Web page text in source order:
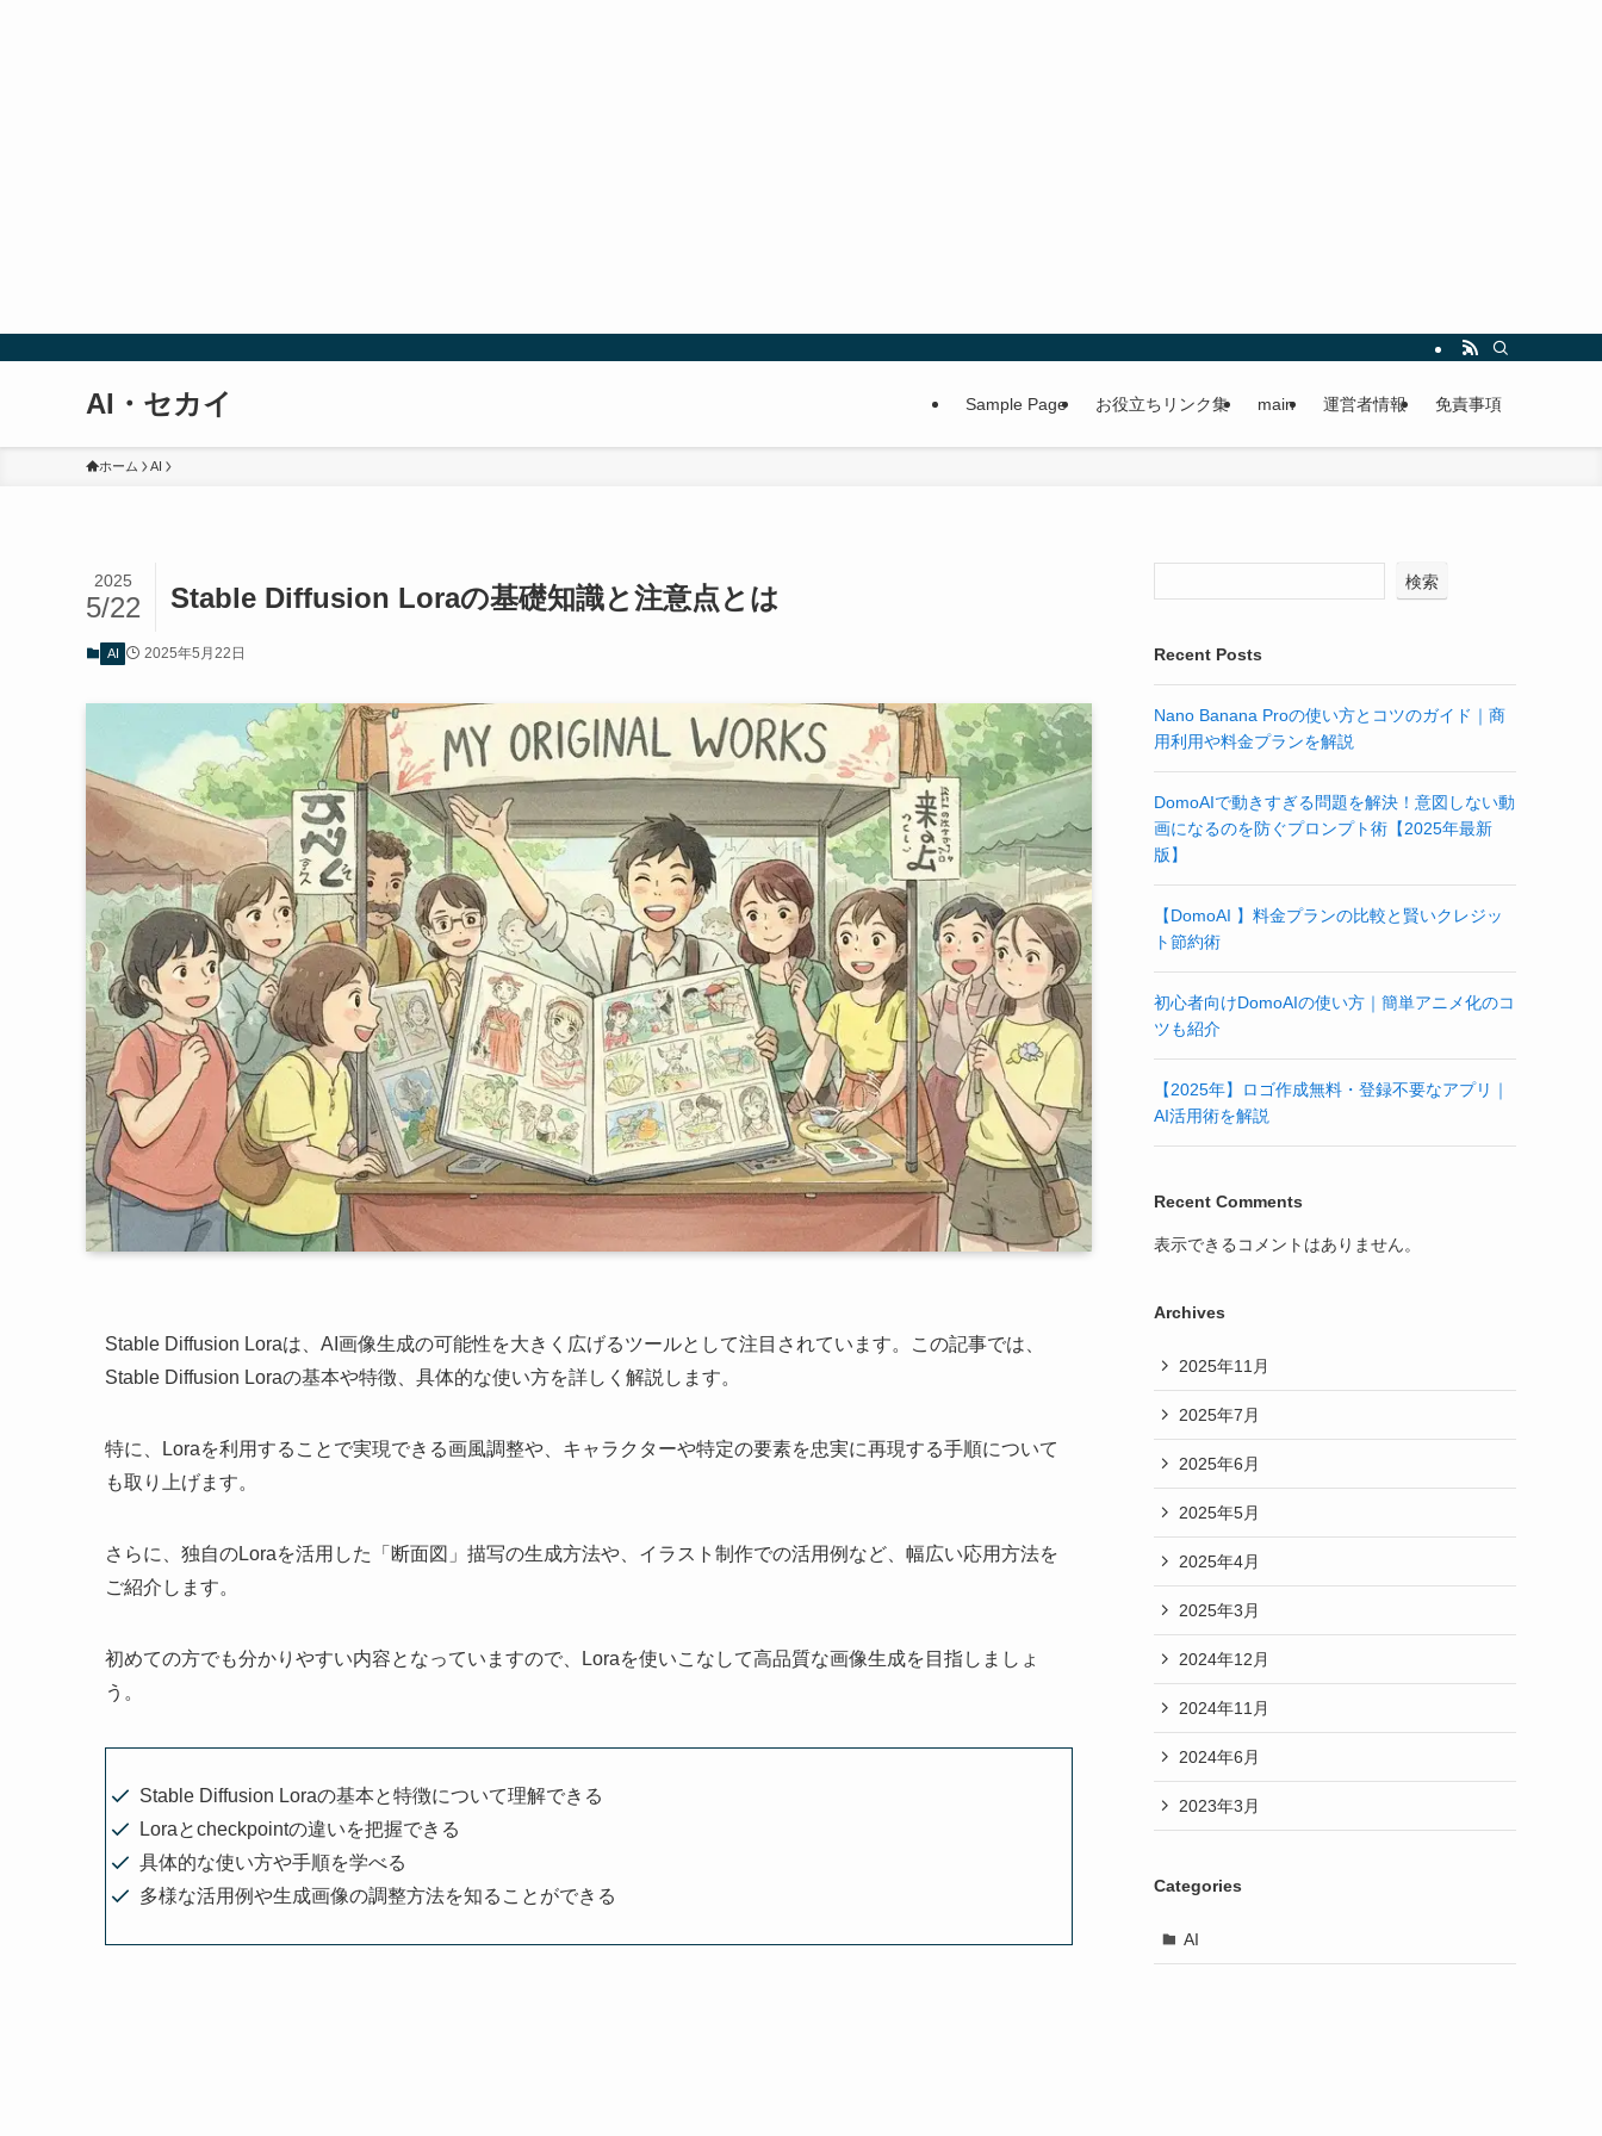
AI・セカイ Sample Page お役立ちリンク集 main 運営者情報 免責事項
ホーム AI
Stable Diffusion Loraの基礎知識と注意点とは
2025
5/22
AI 2025年5月22日
Stable Diffusion Loraは、AI画像生成の可能性を大きく広げるツールとして注目されています。この記事では、
Stable Diffusion Loraの基本や特徴、具体的な使い方を詳しく解説します。
特に、Loraを利用することで実現できる画風調整や、キャラクターや特定の要素を忠実に再現する手順について
も取り上げます。
さらに、独自のLoraを活用した「断面図」描写の生成方法や、イラスト制作での活用例など、幅広い応用方法を
ご紹介します。
初めての方でも分かりやすい内容となっていますので、Loraを使いこなして高品質な画像生成を目指しましょ
う。
Stable Diffusion Loraの基本と特徴について理解できる
Loraとcheckpointの違いを把握できる
具体的な使い方や手順を学べる
多様な活用例や生成画像の調整方法を知ることができる
検索
Recent Posts
Nano Banana Proの使い方とコツのガイド｜商
用利用や料金プランを解説
DomoAIで動きすぎる問題を解決！意図しない動
画になるのを防ぐプロンプト術【2025年最新
版】
【DomoAI 】料金プランの比較と賢いクレジッ
ト節約術
初心者向けDomoAIの使い方｜簡単アニメ化のコ
ツも紹介
【2025年】ロゴ作成無料・登録不要なアプリ｜
AI活用術を解説
Recent Comments
表示できるコメントはありません。
Archives
2025年11月
2025年7月
2025年6月
2025年5月
2025年4月
2025年3月
2024年12月
2024年11月
2024年6月
2023年3月
Categories
AI